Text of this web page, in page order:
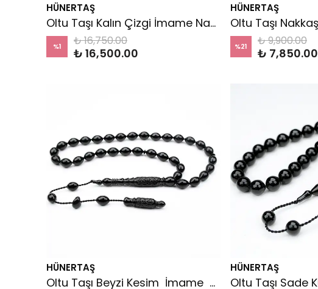
HÜNERTAŞ
Oltu Taşı Kalın Çizgi İmame Nakkaş Gümüş İşleme Sade Tespih
%1 ₺ 16,750.00
₺ 16,500.00
HÜNERTAŞ
%21 ₺ 9,900.00
₺ 7,850.00
HÜNERTAŞ
Oltu Taşı Beyzi Kesim İmame Nakkaş Oyma Tespih
HÜNERTAŞ